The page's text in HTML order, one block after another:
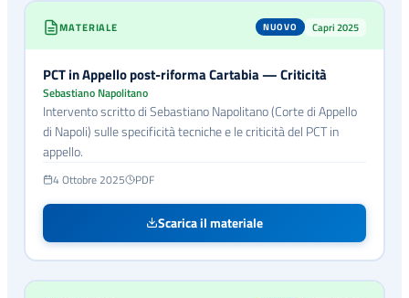
MATERIALE NUOVO Capri 2025
PCT in Appello post-riforma Cartabia — Criticità
Sebastiano Napolitano
Intervento scritto di Sebastiano Napolitano (Corte di Appello
di Napoli) sulle specificità tecniche e le criticità del PCT in
appello.
4 Ottobre 2025 PDF
Scarica il materiale